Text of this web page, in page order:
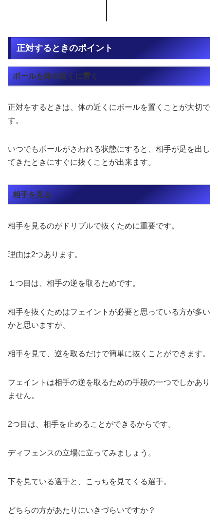
正対するときのポイント
ボールを体の近くに置く
正対をするときは、体の近くにボールを置くことが大切で
す。
いつでもボールがさわれる状態にすると、相手が足を出し
てきたときにすぐに抜くことが出来ます。
相手を見る
相手を見るのがドリブルで抜くために重要です。
理由は2つあります。
１つ目は、相手の逆を取るためです。
相手を抜くためはフェイントが必要と思っている方が多い
かと思いますが、
相手を見て、逆を取るだけで簡単に抜くことができます。
フェイントは相手の逆を取るための手段の一つでしかあり
ません。
2つ目は、相手を止めることができるからです。
ディフェンスの立場に立ってみましょう。
下を見ている選手と、こっちを見てくる選手。
どちらの方があたりにいきづらいですか？